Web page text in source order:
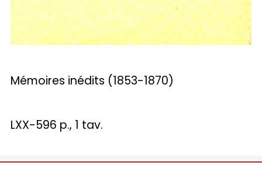
Mémoires inédits (1853-1870)
LXX-596 p., 1 tav.